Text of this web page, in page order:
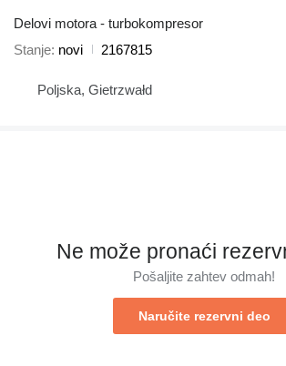
Delovi motora - turbokompresor
Stanje novi 2167815
Poljska, Gietrzwałd
Ne može pronaći
Pošaljite zahtev odmah!
Naručite rezervni dеo